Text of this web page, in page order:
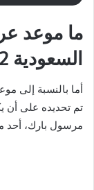
السعودية 2022؟
مرسول بارك، أحد